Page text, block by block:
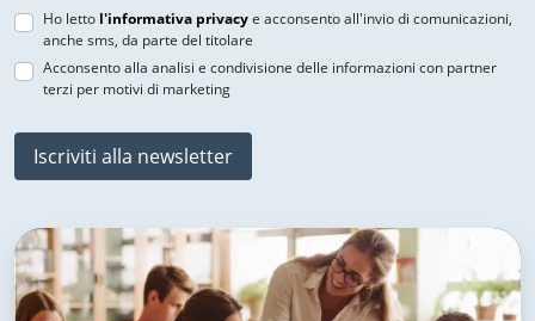
Ho letto l'informativa privacye acconsento all'invio di comunicazioni,
anche sms, da parte del titolare
Acconsento alla analisi e condivisione delle informazioni con partner
terzi per motivi di marketing
Iscriviti alla newsletter